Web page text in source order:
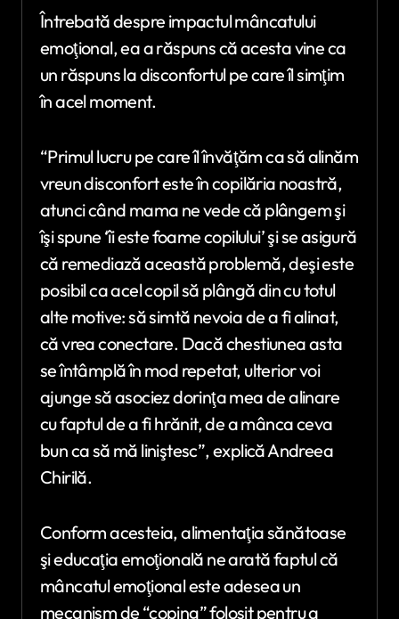
Întrebată despre impactul mâncatului
emoţional, ea a răspuns că acesta vine ca
un răspuns la disconfortul pe care îl simţim
în acel moment.
“Primul lucru pe care îl învăţăm ca să alinăm
vreun disconfort este în copilăria noastră,
atunci când mama ne vede că plângem şi
îşi spune ‘îi este foame copilului’ şi se asigură
că remediază această problemă, deşi este
posibil ca acel copil să plângă din cu totul
alte motive: să simtă nevoia de a fi alinat,
că vrea conectare. Dacă chestiunea asta
se întâmplă în mod repetat, ulterior voi
ajunge să asociez dorinţa mea de alinare
cu faptul de a fi hrănit, de a mânca ceva
bun ca să mă liniştesc”, explică Andreea
Chirilă.
Conform acesteia, alimentaţia sănătoase
şi educaţia emoţională ne arată faptul că
mâncatul emoţional este adesea un
mecanism de “coping” folosit pentru a